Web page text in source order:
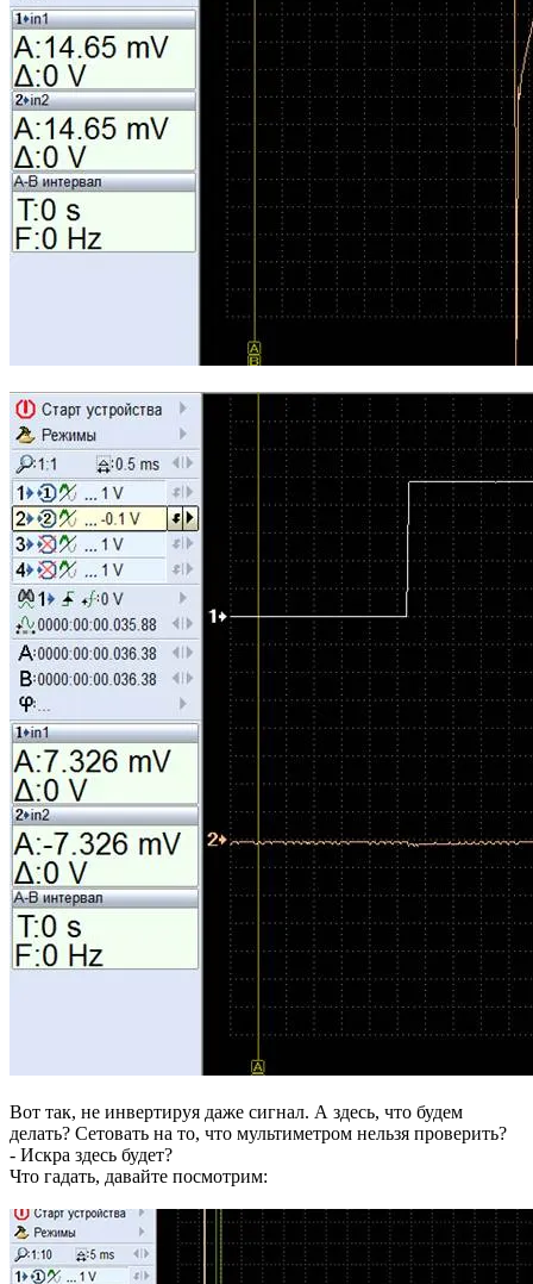
Вот так, не инвертируя даже сигнал. А здесь, что будем
делать? Сетовать на то, что мультиметром нельзя проверить?
- Искра здесь будет?
Что гадать, давайте посмотрим: